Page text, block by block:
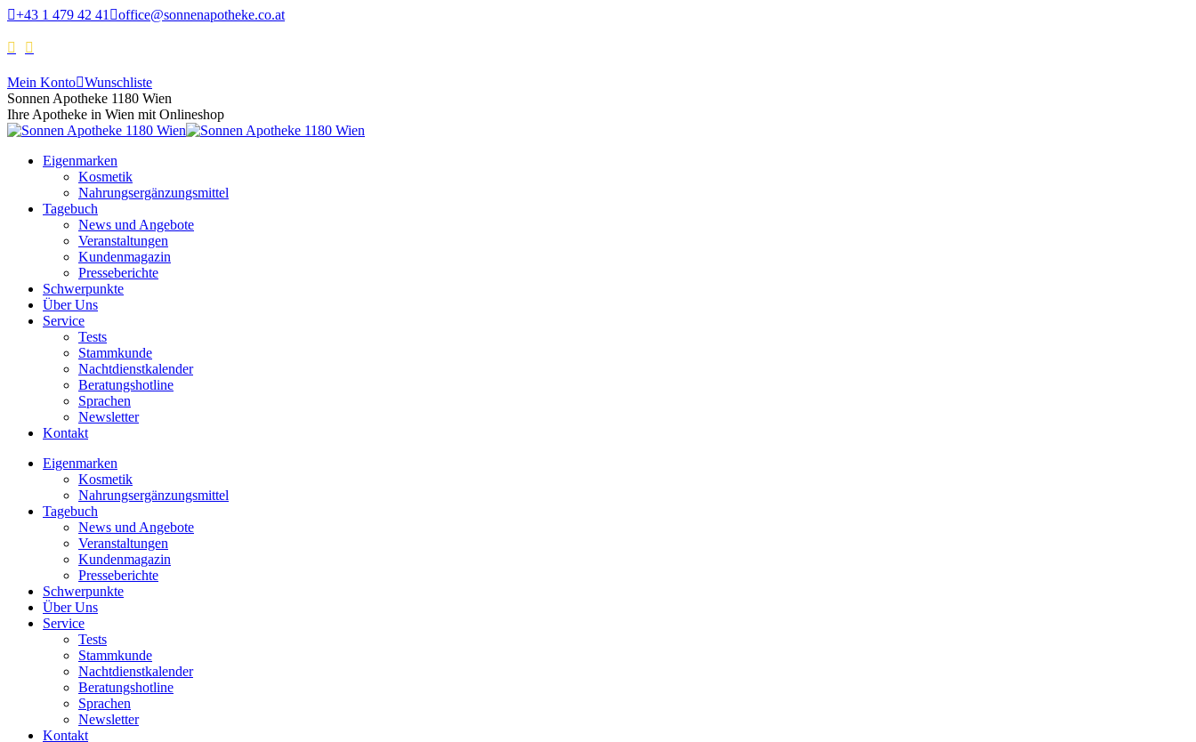
+43 1 479 42 41 office@sonnenapotheke.co.at
Mein Konto Wunschliste
Sonnen Apotheke 1180 Wien
Ihre Apotheke in Wien mit Onlineshop
Eigenmarken
Kosmetik
Nahrungsergänzungsmittel
Tagebuch
News und Angebote
Veranstaltungen
Kundenmagazin
Presseberichte
Schwerpunkte
Über Uns
Service
Tests
Stammkunde
Nachtdienstkalender
Beratungshotline
Sprachen
Newsletter
Kontakt
Eigenmarken
Kosmetik
Nahrungsergänzungsmittel
Tagebuch
News und Angebote
Veranstaltungen
Kundenmagazin
Presseberichte
Schwerpunkte
Über Uns
Service
Tests
Stammkunde
Nachtdienstkalender
Beratungshotline
Sprachen
Newsletter
Kontakt